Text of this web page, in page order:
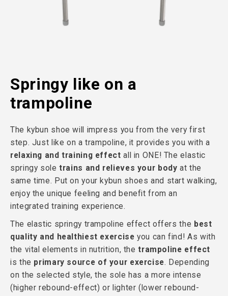
Springy like on a
trampoline
The kybun shoe will impress you from the very first
step. Just like on a trampoline, it provides you with a
relaxing and training effect all in ONE! The elastic
springy soletrains and relieves your body at the
same time. Put on your kybun shoes and start walking,
enjoy the unique feeling and benefit from an
integrated training experience.
The elastic springy trampoline effect offers the best
quality and healthiest exercise you can find! As with
the vital elements in nutrition, thetrampoline effect
is the primary source of your exercise. Depending
on the selected style, the sole has a more intense
(higher rebound-effect) or lighter (lower rebound-